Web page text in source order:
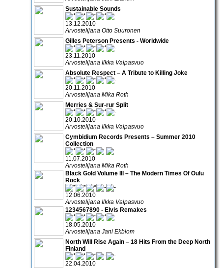
Sustainable Sounds
13.12.2010
Arvostelijana Otto Suuronen
Gilles Peterson Presents - Worldwide
23.11.2010
Arvostelijana Ilkka Valpasvuo
Absolute Respect – A Tribute to Killing Joke
20.11.2010
Arvostelijana Mika Roth
Merries & Sur-rur Split
20.10.2010
Arvostelijana Ilkka Valpasvuo
Cymbidium Records Presents – Summer 2010
Collection
11.07.2010
Arvostelijana Mika Roth
Black Gold Volume III – The Modern Times Of Oulu
Rock
12.06.2010
Arvostelijana Ilkka Valpasvuo
1234567890 - Elvis Remakes
18.05.2010
Arvostelijana Jani Ekblom
North Will Rise Again ‒ 18 Hits From the Deep North
Finland
22.04.2010